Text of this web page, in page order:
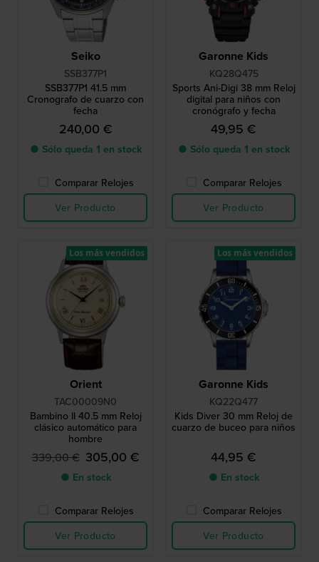
Seiko
SSB377P1
SSB377P1 41.5 mm
Cronografo de cuarzo con
fecha
240,00 €
● Sólo queda 1 en stock
Comparar Relojes
Ver Producto
Garonne Kids
KQ28Q475
Sports Ani-Digi 38 mm Reloj
digital para niños con
cronógrafo y fecha
49,95 €
● Sólo queda 1 en stock
Comparar Relojes
Ver Producto
Orient
TAC00009N0
Bambino II 40.5 mm Reloj
clásico automático para
hombre
339,00 € 305,00 €
● En stock
Comparar Relojes
Ver Producto
Los más vendidos
Garonne Kids
KQ22Q477
Kids Diver 30 mm Reloj de
cuarzo de buceo para niños
44,95 €
● En stock
Comparar Relojes
Ver Producto
Los más vendidos